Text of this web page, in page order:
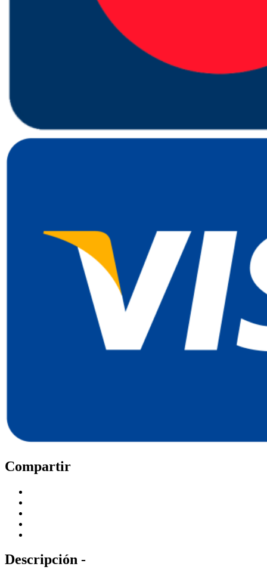
Compartir
Descripción -